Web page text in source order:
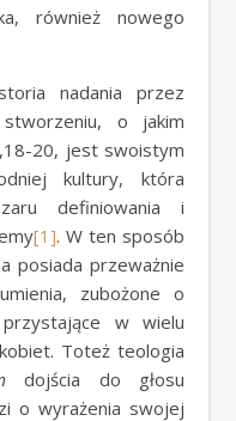
również nowego
nadania przez
o jakim
20, jest swoistym
kultury, która
definiowania i
[1]. W ten sposób
posiada przeważnie
zubożone o
w wielu
Toteż teologia
dojścia do głosu
o wyrażenia swojej